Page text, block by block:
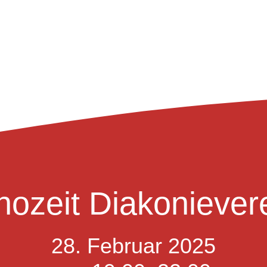
28. Februar 2025